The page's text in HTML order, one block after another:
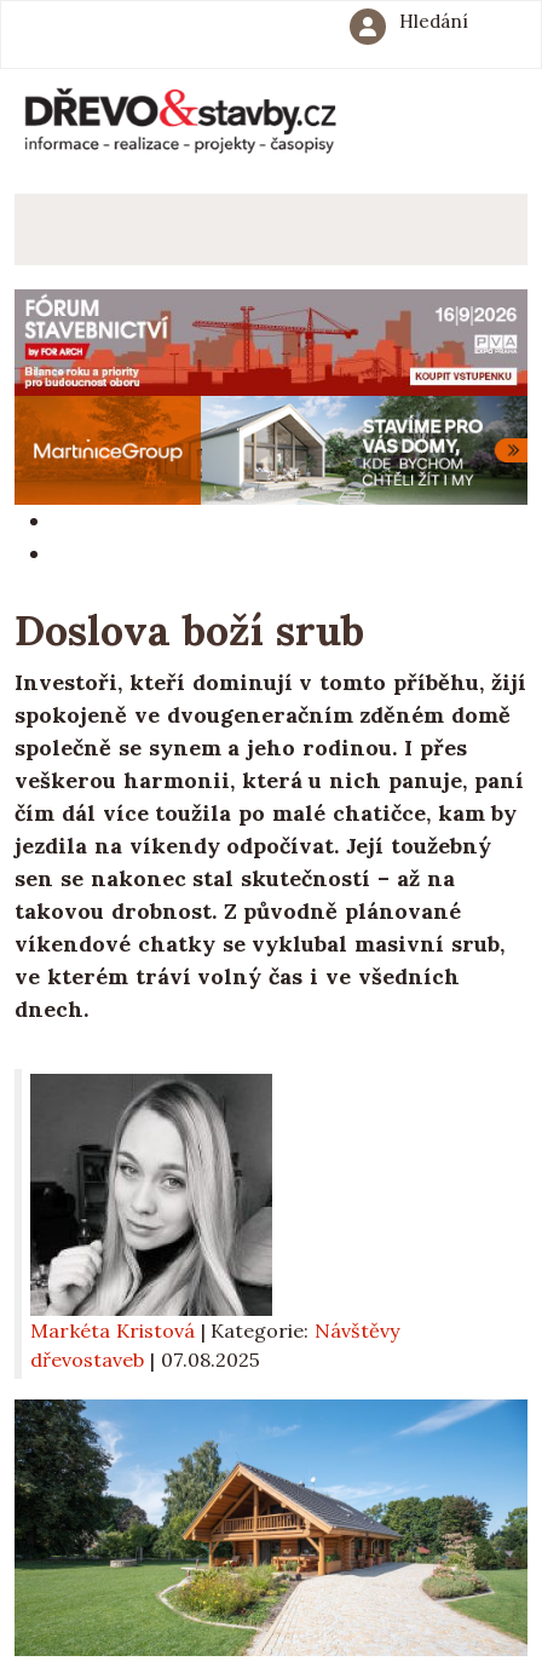
Hledání
Doslova boží srub
Investoři, kteří dominují v tomto příběhu, žijí
spokojeně ve dvougeneračním zděném domě
společně se synem a jeho rodinou. I přes
veškerou harmonii, která u nich panuje, paní
čím dál více toužila po malé chatičce, kam by
jezdila na víkendy odpočívat. Její toužebný
sen se nakonec stal skutečností – až na
takovou drobnost. Z původně plánované
víkendové chatky se vyklubal masivní srub,
ve kterém tráví volný čas i ve všedních
dnech.
Markéta Kristová | Kategorie: Návštěvy
dřevostaveb | 07.08.2025